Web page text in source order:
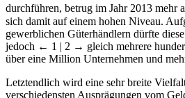
durchführen, betrug im Jahr 2013 mehr
sich damit auf einem hohen Niveau.
gewerblichen Güterhändlern dürfte
jedoch ← 1 | 2 → gleich mehrere
über eine Million Unternehmen und
Letztendlich wird eine sehr breite
verschiedensten Ausprägungen vom